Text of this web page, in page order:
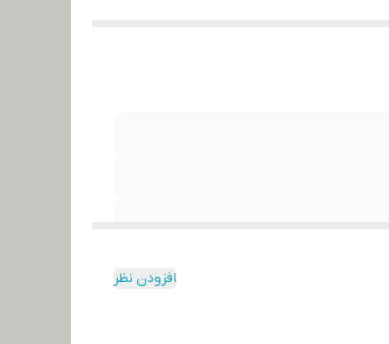
افزودن نظر